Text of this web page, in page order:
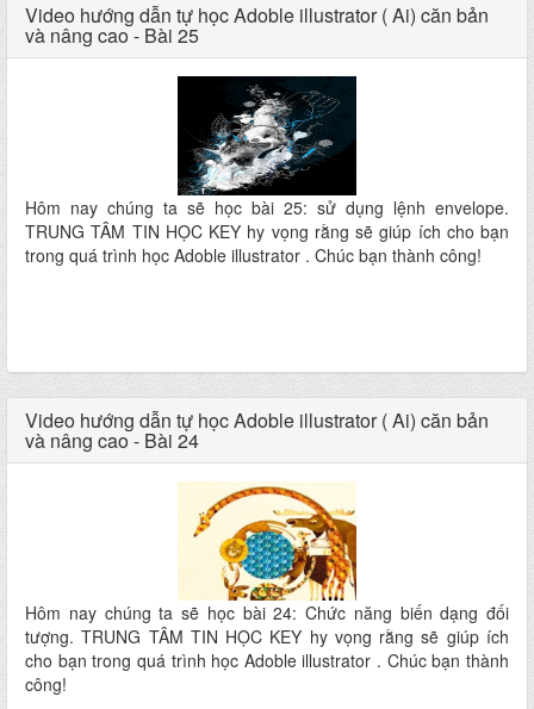
Video hướng dẫn tự học Adoble illustrator ( Ai) căn bản
và nâng cao - Bài 25
Hôm nay chúng ta sẽ học bài 25: sử dụng lệnh envelope.
TRUNG TÂM TIN HỌC KEY hy vọng rằng sẽ giúp ích cho bạn
trong quá trình học Adoble illustrator . Chúc bạn thành công!
Video hướng dẫn tự học Adoble illustrator ( Ai) căn bản
và nâng cao - Bài 24
Hôm nay chúng ta sẽ học bài 24: Chức năng biến dạng đối
tượng. TRUNG TÂM TIN HỌC KEY hy vọng rằng sẽ giúp ích
cho bạn trong quá trình học Adoble illustrator . Chúc bạn thành
công!